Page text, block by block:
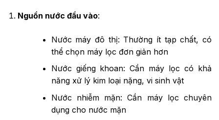
Nguồn nước đầu vào:
Nước máy đô thị: Thường ít tạp chất, có
thể chọn máy lọc đơn giản hơn
Nước giếng khoan: Cần máy lọc có khả
năng xử lý kim loại nặng, vi sinh vật
Nước nhiễm mặn: Cần máy lọc chuyên
dụng cho nước mặn